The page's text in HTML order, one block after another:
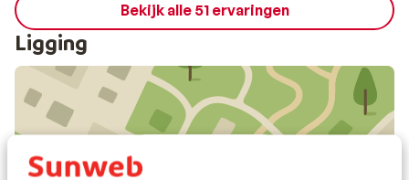
Bekijk alle 51 ervaringen
Ligging